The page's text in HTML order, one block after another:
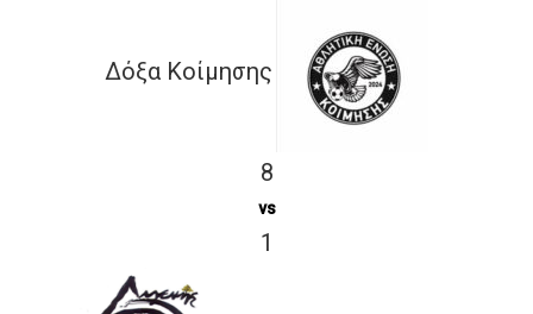
Δόξα Κοίμησης
8
vs
1